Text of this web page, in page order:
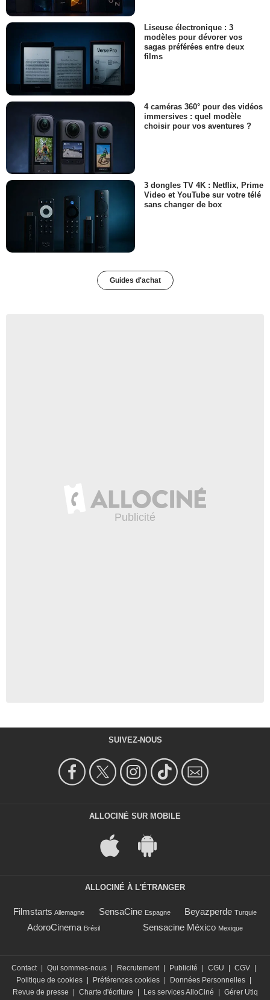
Liseuse électronique : 3
modèles pour dévorer vos
sagas préférées entre deux
films
4 caméras 360° pour des vidéos
immersives : quel modèle
choisir pour vos aventures ?
3 dongles TV 4K : Netflix, Prime
Video et YouTube sur votre télé
sans changer de box
Guides d'achat
SUIVEZ-NOUS
ALLOCINÉ SUR MOBILE
ALLOCINÉ À L'ÉTRANGER
Filmstarts Allemagne SensaCine Espagne Beyazperde Turquie
AdoroCinema Brésil Sensacine México Mexique
Contact Qui sommes-nous Recrutement Publicité CGU CGV
Politique de cookies
Préférences cookies Données Personnelles
Revue de presse
Charte d'écriture Les services AlloCiné Gérer Utiq